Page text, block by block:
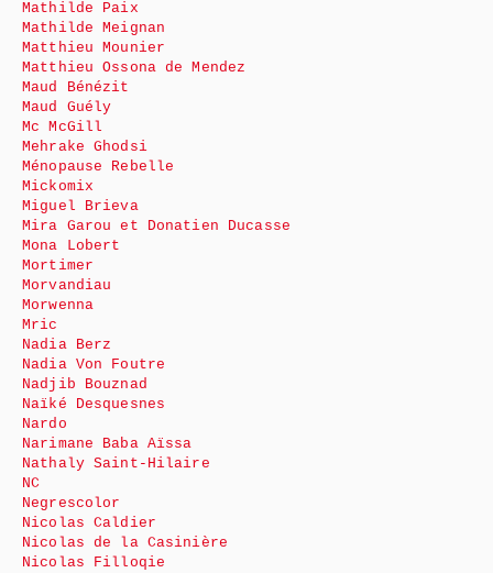
Mathilde Paix
Mathilde Meignan
Matthieu Mounier
Matthieu Ossona de Mendez
Maud Bénézit
Maud Guély
Mc McGill
Mehrake Ghodsi
Ménopause Rebelle
Mickomix
Miguel Brieva
Mira Garou et Donatien Ducasse
Mona Lobert
Mortimer
Morvandiau
Morwenna
Mric
Nadia Berz
Nadia Von Foutre
Nadjib Bouznad
Naïké Desquesnes
Nardo
Narimane Baba Aïssa
Nathaly Saint-Hilaire
NC
Negrescolor
Nicolas Caldier
Nicolas de la Casinière
Nicolas Filloqie